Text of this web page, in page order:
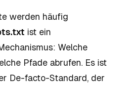
werden häufig
ist ein
Welche
Pfade abrufen. Es ist
De-facto-Standard, der